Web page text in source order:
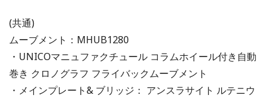
(共通)
ムーブメント：MHUB1280
・UNICOマニュファクチュール コラムホイール付き自動
巻き クロノグラフ フライバックムーブメント
・メインプレート& ブリッジ： アンスラサイト ルテニウ